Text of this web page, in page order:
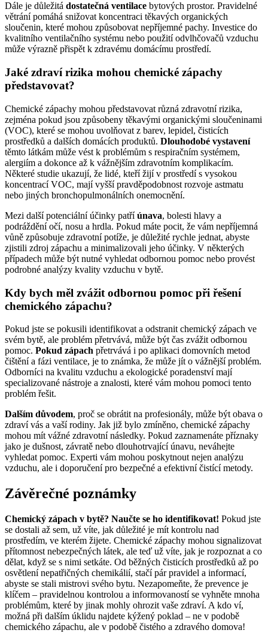
Dále je důležitá dostatečná ventilace bytových prostor. Pravidelné
větrání pomáhá snižovat koncentraci těkavých organických
sloučenin, které mohou způsobovat nepříjemné pachy. Investice do
kvalitního ventilačního systému nebo použití odvlhčovačů vzduchu
může výrazně přispět k zdravému domácímu prostředí.
Jaké zdraví rizika mohou chemické zápachy
představovat?
Chemické zápachy mohou představovat různá zdravotní rizika,
zejména pokud jsou způsobeny těkavými organickými sloučeninami
(VOC), které se mohou uvolňovat z barev, lepidel, čisticích
prostředků a dalších domácích produktů. Dlouhodobé vystavení
těmto látkám může vést k problémům s respiračním systémem,
alergiím a dokonce až k vážnějším zdravotním komplikacím.
Některé studie ukazují, že lidé, kteří žijí v prostředí s vysokou
koncentrací VOC, mají vyšší pravděpodobnost rozvoje astmatu
nebo jiných bronchopulmonálních onemocnění.
Mezi další potenciální účinky patříúnava, bolesti hlavy a
podráždění očí, nosu a hrdla. Pokud máte pocit, že vám nepříjemná
vůně způsobuje zdravotní potíže, je důležité rychle jednat, abyste
zjistili zdroj zápachu a minimalizovali jeho účinky. V některých
případech může být nutné vyhledat odbornou pomoc nebo provést
podrobné analýzy kvality vzduchu v bytě.
Kdy bych měl zvážit odbornou pomoc při řešení
chemického zápachu?
Pokud jste se pokusili identifikovat a odstranit chemický zápach ve
svém bytě, ale problém přetrvává, může být čas zvážit odbornou
pomoc. Pokud zápach přetrvává i po aplikaci domovních metod
čištění a fázi ventilace, je to známka, že může jít o vážnější problém.
Odborníci na kvalitu vzduchu a ekologické poradenství mají
specializované nástroje a znalosti, které vám mohou pomoci tento
problém řešit.
Dalším důvodem, proč se obrátit na profesionály, může být obava o
zdraví vás a vaší rodiny. Jak již bylo zmíněno, chemické zápachy
mohou mít vážné zdravotní následky. Pokud zaznamenáte příznaky
jako je dušnost, závratě nebo dlouhotrvající únavu, neváhejte
vyhledat pomoc. Experti vám mohou poskytnout nejen analýzu
vzduchu, ale i doporučení pro bezpečné a efektivní čistící metody.
Závěrečné poznámky
Chemický zápach v bytě? Naučte se ho identifikovat! Pokud jste
se dostali až sem, už víte, jak důležité je mít kontrolu nad
prostředím, ve kterém žijete. Chemické zápachy mohou signalizovat
přítomnost nebezpečných látek, ale teď už víte, jak je rozpoznat a co
dělat, když se s nimi setkáte. Od běžných čisticích prostředků až po
osvětlení nepatřičných chemikálií, stačí pár pravidel a informací,
abyste se stali mistrovi svého bytu. Nezapomeňte, že prevence je
klíčem – pravidelnou kontrolou a informovaností se vyhněte mnoha
problémům, které by jinak mohly ohrozit vaše zdraví. A kdo ví,
možná při dalším úklidu najdete kýžený poklad – ne v podobě
chemického zápachu, ale v podobě čistého a zdravého domova!